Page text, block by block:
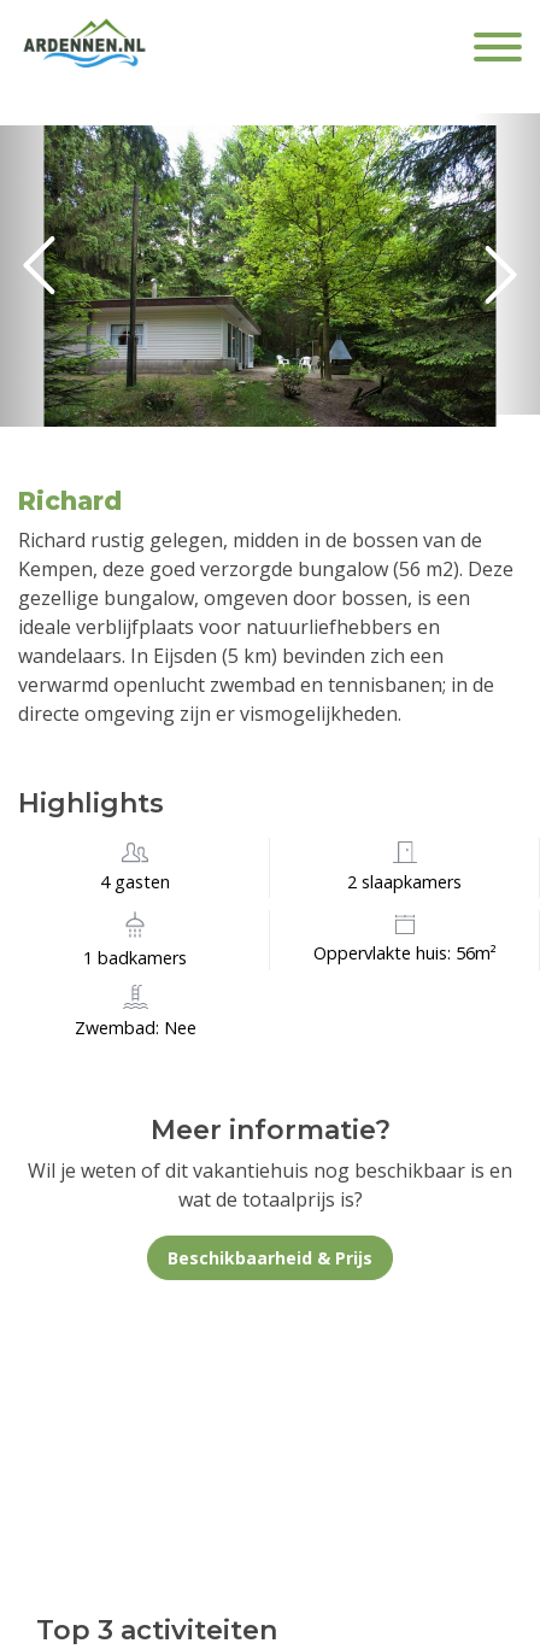
Richard
Richard rustig gelegen, midden in de bossen van de
Kempen, deze goed verzorgde bungalow (56 m2). Deze
gezellige bungalow, omgeven door bossen, is een
ideale verblijfplaats voor natuurliefhebbers en
wandelaars. In Eijsden (5 km) bevinden zich een
verwarmd openlucht zwembad en tennisbanen; in de
directe omgeving zijn er vismogelijkheden.
Highlights
4 gasten 2 slaapkamers
1 badkamers Oppervlakte huis: 56m²
Zwembad: Nee
Meer informatie?
Wil je weten of dit vakantiehuis nog beschikbaar is en
wat de totaalprijs is?
Beschikbaarheid & Prijs
Top 3 activiteiten